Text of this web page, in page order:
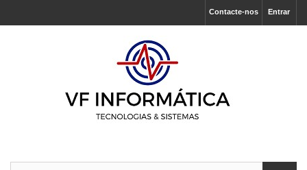
Entrar
Contacte-nos